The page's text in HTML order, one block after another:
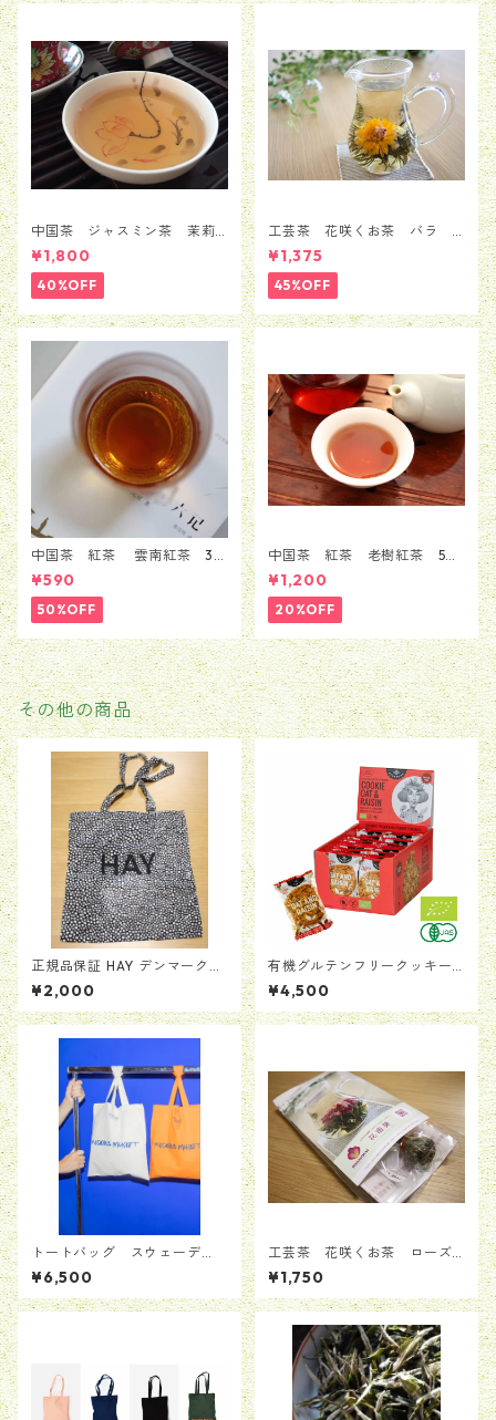
中国茶 ジャスミン茶 茉莉
花茶 銀毫インハオウ 100ｇ
¥1,800
40%OFF
工芸茶 花咲くお茶 バラ
ローズ 5粒セット（1種類*5
粒）
¥1,375
45%OFF
中国茶 紅茶 雲南紅茶 30
ｇ
¥590
50%OFF
中国茶 紅茶 老樹紅茶 50
g
¥1,200
20%OFF
その他の商品
正規品保証 HAY デンマーク
トートバッグ ドット カバ
ン バッグ BAG ヘイ か
ばん 送料無料 当日翌日配送
¥2,000
有機グルテンフリークッキー
オーツ麦・レーズン 1箱（20
個入）【賞味期限：2026年9
月2日】
¥4,500
トートバッグ スウェーデ
ン Moderna Museet モデル
ナ 美術館 ストックホルム メ
ンズ レディース 男女兼
¥6,500
工芸茶 花咲くお茶 ローズ
入り・華やか 5粒セット
¥1,750